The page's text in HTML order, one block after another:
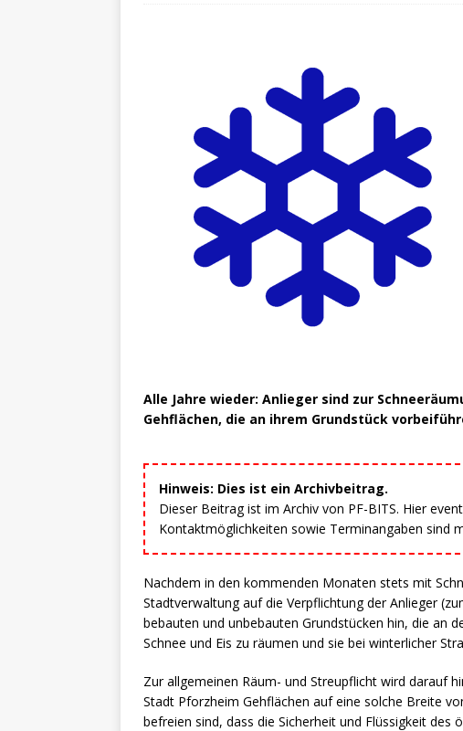
Alle Jahre wieder: Anlieger sind zur
Gehflächen, die an ihrem Grundstück
Hinweis: Dies ist ein Archivbeitrag.
Dieser Beitrag ist im Archiv von PF-BITS. Hier
Kontaktmöglichkeiten sowie Terminangaben sind
Nachdem in den kommenden Monaten stets mit
Stadtverwaltung auf die Verpflichtung der Anlieger
bebauten und unbebauten Grundstücken hin, die an
Schnee und Eis zu räumen und sie bei winterlicher
Zur allgemeinen Räum- und Streupflicht wird darauf
Stadt Pforzheim Gehflächen auf eine solche Breite
befreien sind, dass die Sicherheit und Flüssigkeit